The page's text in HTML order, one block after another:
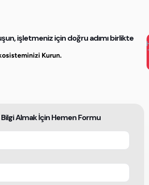
işletmeniz için doğru adımı birlikte
Kurun.
Almak İçin Hemen Formu